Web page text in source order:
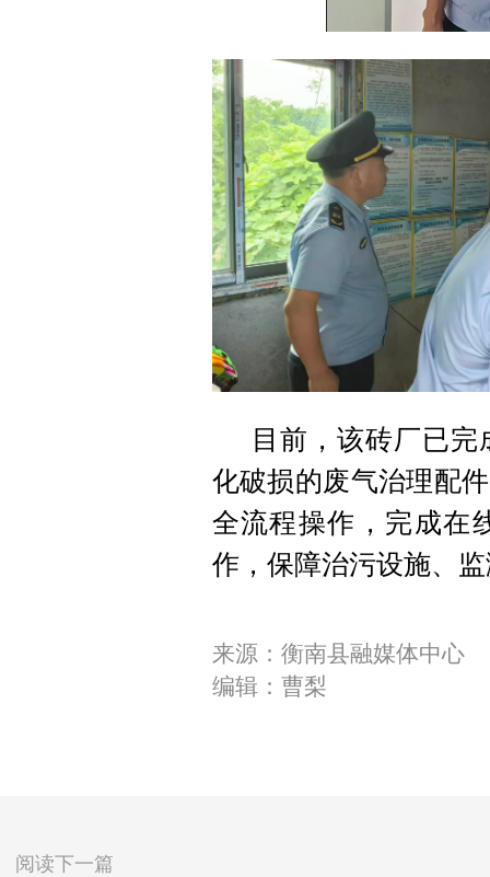
目前，该砖厂已
化破损的废气治理配
全流程操作，完成在
作，保障治污设施、
来源：衡南县融媒体中心
编辑：曹梨
阅读下一篇